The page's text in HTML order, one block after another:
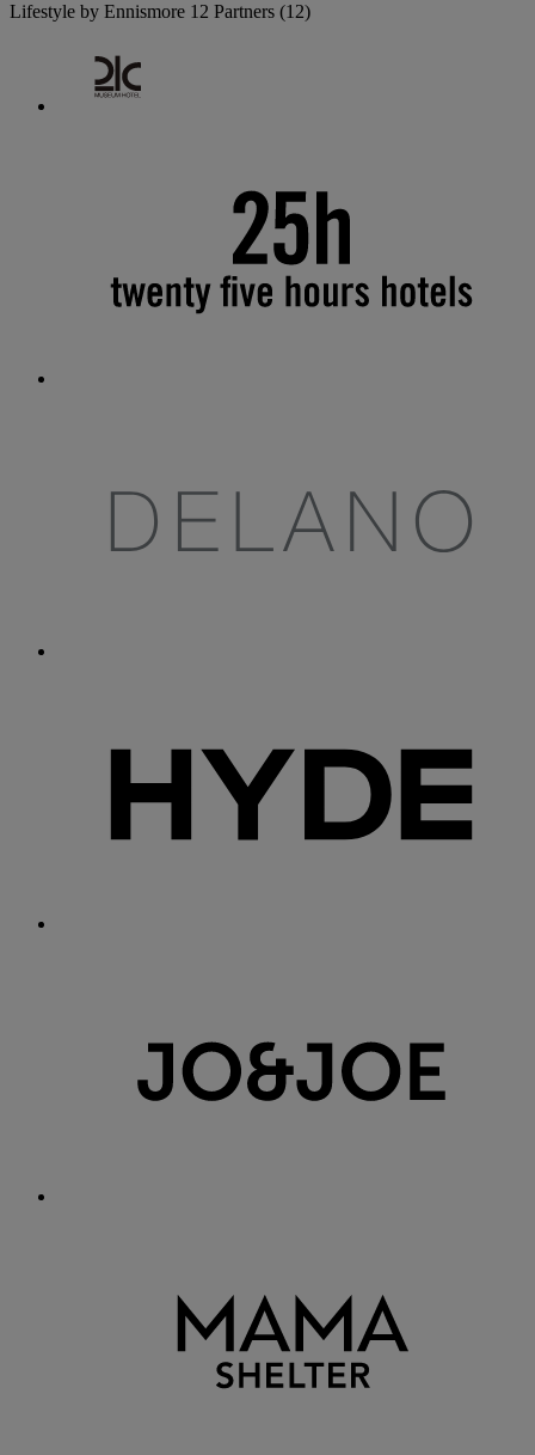
Lifestyle by Ennismore 12 Partners (12)